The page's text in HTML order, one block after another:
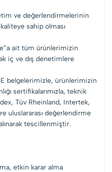
ve değerlendirmelerinin
sahip olması
ait tüm ürünlerimizin
iç ve dış denetimlere
belgelerimizle, ürünlerimizin
sertifikalarımızla, teknik
Tüv Rheinland, Intertek,
uluslararası değerlendirme
tescillenmiştir.
etkin karar alma